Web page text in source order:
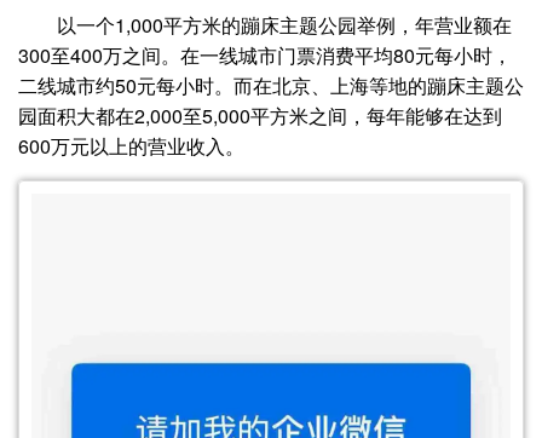
以一个1,000平方米的蹦床主题公园举例，年营业额在
300至400万之间。在一线城市门票消费平均80元每小时，
二线城市约50元每小时。而在北京、上海等地的蹦床主题公
园面积大都在2,000至5,000平方米之间，每年能够在达到
600万元以上的营业收入。